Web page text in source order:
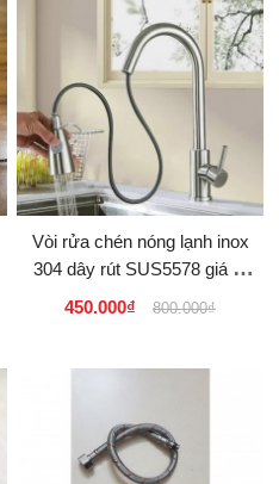
Vòi rửa chén nóng lạnh inox
304 dây rút SUS5578 giá rẻ
tại Tphcm 350k
450.000₫ 800.000₫